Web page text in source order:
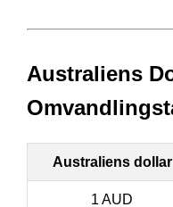
Australiens
Australiens dollar
1 AUD